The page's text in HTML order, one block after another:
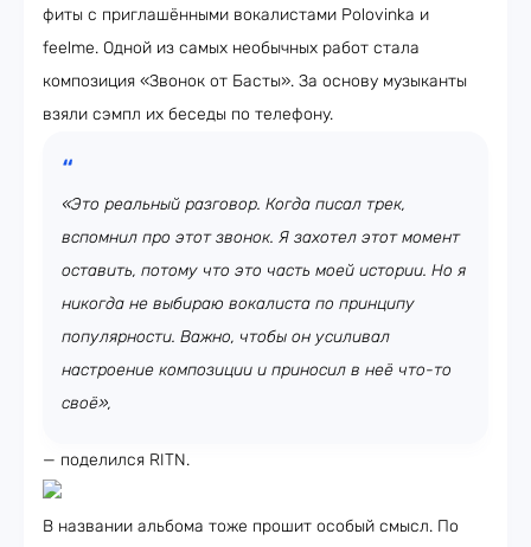
фиты с приглашёнными вокалистами Polovinka и
feelme. Одной из самых необычных работ стала
композиция «Звонок от Басты». За основу музыканты
взяли сэмпл их беседы по телефону.
«Это реальный разговор. Когда писал трек,
вспомнил про этот звонок. Я захотел этот момент
оставить, потому что это часть моей истории. Но я
никогда не выбираю вокалиста по принципу
популярности. Важно, чтобы он усиливал
настроение композиции и приносил в неё что-то
своё»,
— поделился RITN.
В названии альбома тоже прошит особый смысл. По